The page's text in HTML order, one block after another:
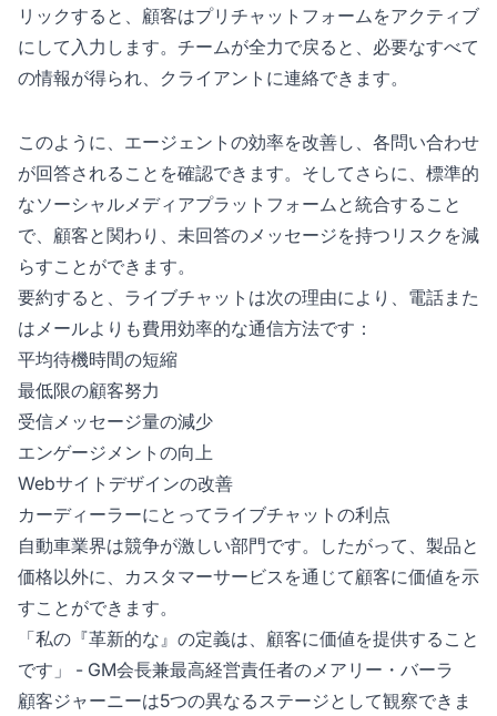
リックすると、顧客はプリチャットフォームをアクティブ
にして入力します。チームが全力で戻ると、必要なすべて
の情報が得られ、クライアントに連絡できます。
このように、エージェントの効率を改善し、各問い合わせ
が回答されることを確認できます。そしてさらに、標準的
なソーシャルメディアプラットフォームと統合すること
で、顧客と関わり、未回答のメッセージを持つリスクを減
らすことができます。
要約すると、ライブチャットは次の理由により、電話また
はメールよりも費用効率的な通信方法です：
平均待機時間の短縮
最低限の顧客努力
受信メッセージ量の減少
エンゲージメントの向上
Webサイトデザインの改善
カーディーラーにとってライブチャットの利点
自動車業界は競争が激しい部門です。したがって、製品と
価格以外に、カスタマーサービスを通じて顧客に価値を示
すことができます。
「私の『革新的な』の定義は、顧客に価値を提供すること
です」 - GM会長兼最高経営責任者のメアリー・バーラ
顧客ジャーニーは5つの異なるステージとして観察できま